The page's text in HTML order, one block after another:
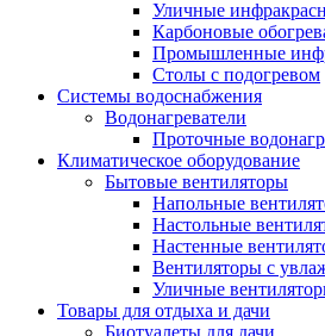
Уличные
Карбоновые
Промышленные
Столы с подогревом
Системы водоснабжения
Водонагреватели
Проточные
Климатическое оборудование
Бытовые вентиляторы
Напольные
Настольные
Настенные
Вентиляторы с
Уличные
Товары для отдыха и дачи
Биотуалеты для дачи